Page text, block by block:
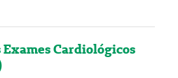
Cardiológicos